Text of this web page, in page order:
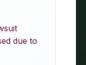
due to